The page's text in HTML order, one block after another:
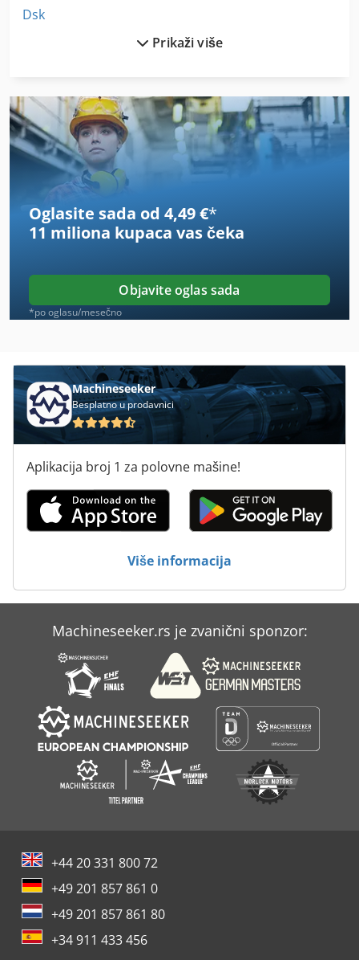
Dsk
Generator Skupova
Hatz Diesel
J&S Engineering
Ma Generatore
Okay
Ppl
Sc
Sdmo
Sdmo Hx 6000
Sdmo J 130 K
Sdmo J 33
So
Svecia Matic
Prikaži više
Oglasite sada od 4,49 €*
11 miliona kupaca vas čeka
Objavite oglas sada
*po oglasu/mesečno
Machineseeker
Besplatno u prodavnici
Aplikacija broj 1 za polovne mašine!
Više informacija
Machineseeker.rs je zvanični sponzor:
+44 20 331 800 72
+49 201 857 861 0
+49 201 857 861 80
+34 911 433 456